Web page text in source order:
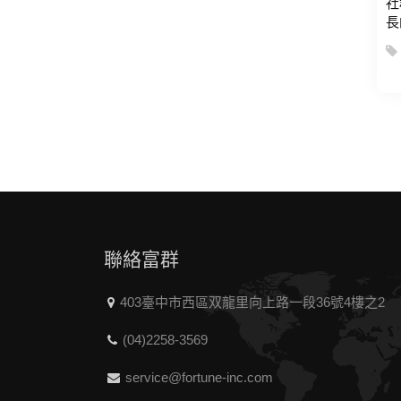
聯絡富群
403臺中市西區双龍里向上路一段36號4樓之2
(04)2258-3569
service@fortune-inc.com